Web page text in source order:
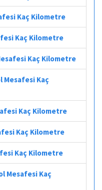
Kaç Kilometre
Kaç Kilometre
Kaç Kilometre
Mesafesi Kaç
Kaç Kilometre
Kaç Kilometre
Kaç Kilometre
Mesafesi Kaç